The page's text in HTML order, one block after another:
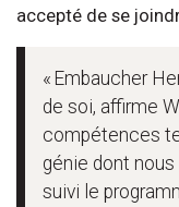
accepté de se
« Embaucher
de soi, affirme
compétences
génie dont
suivi le